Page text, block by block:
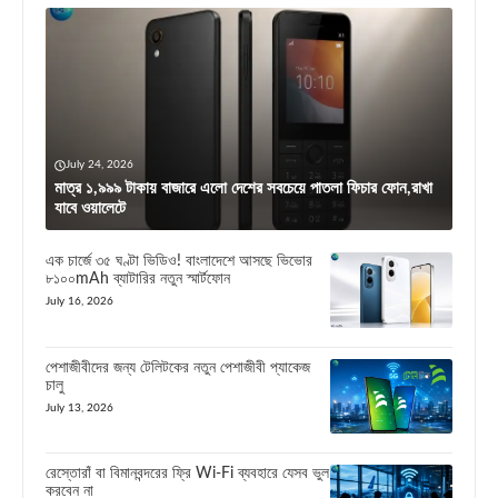
July 24, 2026
মাত্র ১,৯৯৯ টাকায় বাজারে এলো দেশের সবচেয়ে পাতলা ফিচার ফোন,রাখা
যাবে ওয়ালেটে
এক চার্জে ৩৫ ঘণ্টা ভিডিও! বাংলাদেশে আসছে ভিভোর
৮১০০mAh ব্যাটারির নতুন স্মার্টফোন
July 16, 2026
পেশাজীবীদের জন্য টেলিটকের নতুন পেশাজীবী প্যাকেজ
চালু
July 13, 2026
রেস্তোরাঁ বা বিমানবন্দরের ফ্রি Wi-Fi ব্যবহারে যেসব ভুল
করবেন না